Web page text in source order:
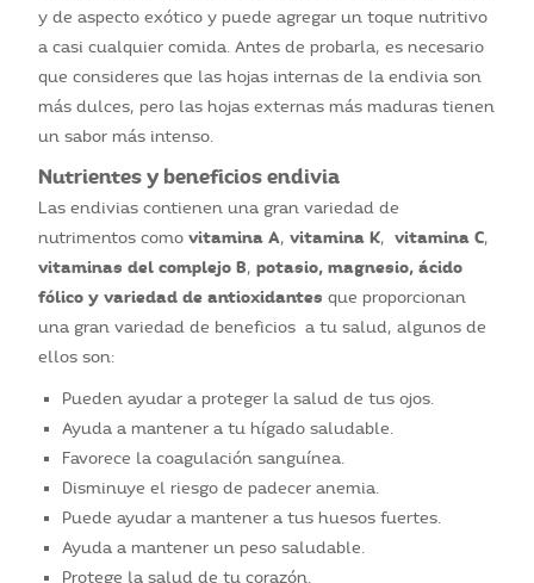
y de aspecto exótico y puede agregar un toque nutritivo
a casi cualquier comida. Antes de probarla, es necesario
que consideres que las hojas internas de la endivia son
más dulces, pero las hojas externas más maduras tienen
un sabor más intenso.
Nutrientes y beneficios endivia
Las endivias contienen una gran variedad de
nutrimentos comovitamina A,vitamina K,vitamina C,
vitaminas del complejo B,potasio, magnesio, ácido
fólico y variedad de antioxidantes que proporcionan
una gran variedad de beneficios a tu salud, algunos de
ellos son:
Pueden ayudar a proteger la salud de tus ojos.
Ayuda a mantener a tu hígado saludable.
Favorece la coagulación sanguínea.
Disminuye el riesgo de padecer anemia.
Puede ayudar a mantener a tus huesos fuertes.
Ayuda a mantener un peso saludable.
Protege la salud de tu corazón.